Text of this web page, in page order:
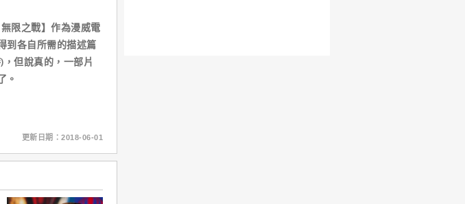
限之戰】作為漫威電
到各自所需的描述篇
但說真的，一部片
。
更新日期：2018-06-01